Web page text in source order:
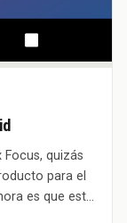
quizás
para el
es que está